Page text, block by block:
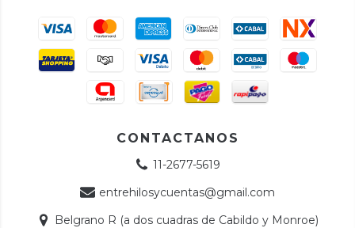
CONTACTANOS
11-2677-5619
entrehilosycuentas@gmail.com
Belgrano R (a dos cuadras de Cabildo y Monroe)